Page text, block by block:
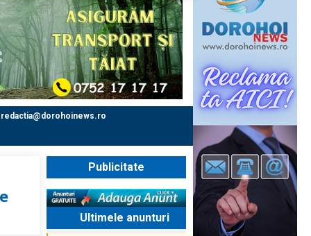
redactia@dorohoinews.ro
Publicitate
Ultimele anunturi